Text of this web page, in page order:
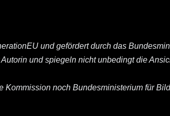
und gefördert durch das
und spiegeln nicht unbedingt die
Kommission noch Bundesministerium für